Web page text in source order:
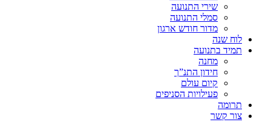
שירי התנועה
סמלי התנועה
מדור חודש ארגון
לוח שנה
תמיד בתנועה
מחנה
חידון התנ”ך
קיום עולם
פעילויות הסניפים
תרומה
צור קשר